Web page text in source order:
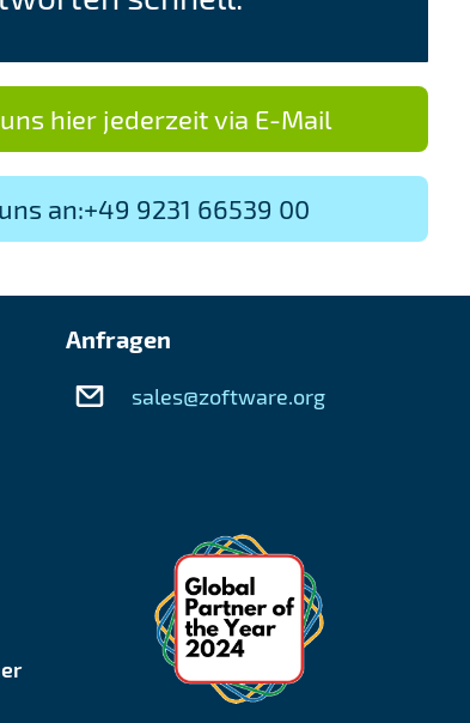
hier jederzeit via E-Mail
an:+49 9231 66539 00
Anfragen
sales@zoftware.org